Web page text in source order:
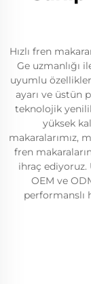
Hızlı fren
Ge uzmanlığı
uyumlu özellikler
ayarı ve üstün
teknolojik
yüksek
makaralarımız,
fren
ihraç ediyoruz.
OEM ve
performanslı